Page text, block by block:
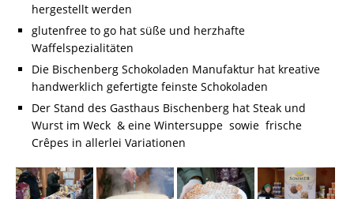
hergestellt werden
glutenfree to go hat süße und herzhafte
Waffelspezialitäten
Die Bischenberg Schokoladen Manufaktur hat kreative
handwerklich gefertigte feinste Schokoladen
Der Stand des Gasthaus Bischenberg hat Steak und
Wurst im Weck & eine Wintersuppe sowie frische
Crêpes in allerlei Variationen